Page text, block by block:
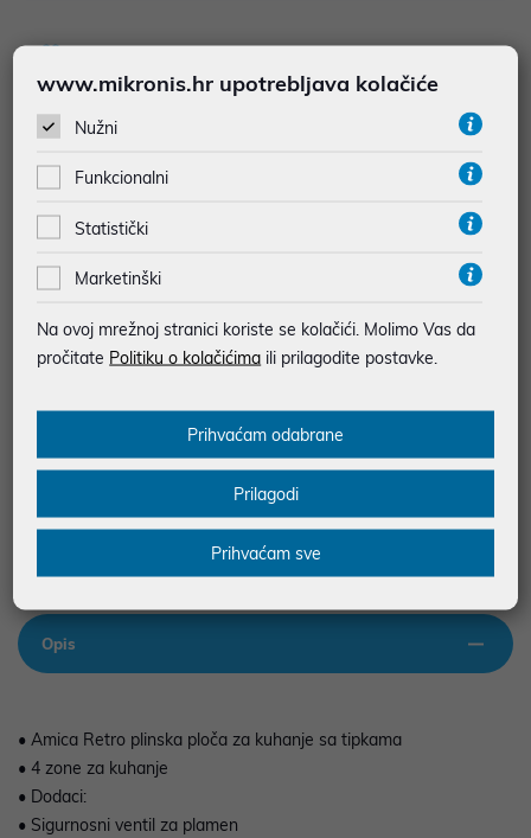
najam za pravne osobe od 12 do 36 mj. već od
JAMSTVO 24 MJ.
BESPLATNA DOSTAVA ZA NARUDŽBE IZNAD 66,36€
Podaci uz artikle su prezentirani u dobroj namjeri. Mikronis d.o.o. ne
prilikom štampanja te promjene u dostupnosti i cijene. Slike artikala su
ilustrativne prirode te ne moraju u potpunosti odgovarati artiklima. Za sve
eventualne nejasnoće možete nas kontaktirati na
web-prodaja@mikronis.hr
Opis
• Amica Retro plinska ploča za kuhanje sa tipkama
• 4 zone za kuhanje
• Dodaci:
• Sigurnosni ventil za plamen
www.mikronis.hr upotrebljava kolačiće
Nužni
Funkcionalni
Statistički
Marketinški
Na ovoj mrežnoj stranici koriste se kolačići. Molimo Vas da
pročitate Politiku o kolačićima ili prilagodite postavke.
Prihvaćam odabrane
Prilagodi
Prihvaćam sve